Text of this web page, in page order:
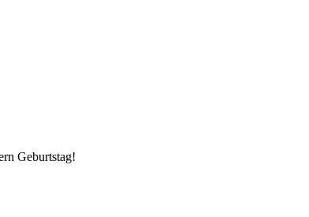
Geburtstag!